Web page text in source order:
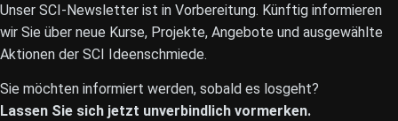
Unser SCI-Newsletter ist in Vorbereitung. Künftig informieren
wir Sie über neue Kurse, Projekte, Angebote und ausgewählte
Aktionen der SCI Ideenschmiede.
Sie möchten informiert werden, sobald es losgeht?
Lassen Sie sich jetzt unverbindlich vormerken.